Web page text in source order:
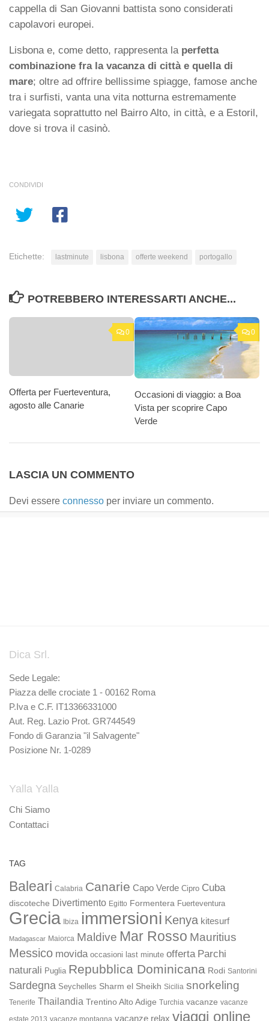
cappella di San Giovanni battista sono considerati
capolavori europei.
Lisbona e, come detto, rappresenta la perfetta
combinazione fra la vacanza di città e quella di
mare; oltre ad offrire bellissime spiagge, famose anche
tra i surfisti, vanta una vita notturna estremamente
variegata soprattutto nel Bairro Alto, in città, e a Estoril,
dove si trova il casinò.
CONDIVIDI
Etichette: lastminute lisbona offerte weekend portogallo
POTREBBERO INTERESSARTI ANCHE...
0
Offerta per Fuerteventura,
agosto alle Canarie
0
Occasioni di viaggio: a Boa
Vista per scoprire Capo
Verde
LASCIA UN COMMENTO
Devi essere connesso per inviare un commento.
Dica Srl.
Sede Legale:
Piazza delle crociate 1 - 00162 Roma
P.Iva e C.F. IT13366331000
Aut. Reg. Lazio Prot. GR744549
Fondo di Garanzia "il Salvagente"
Posizione Nr. 1-0289
Yalla Yalla
Chi Siamo
Contattaci
TAG
Baleari Calabria Canarie Capo Verde Cipro Cuba
discoteche Divertimento Egitto Formentera Fuerteventura
Grecia Ibiza immersioni Kenya kitesurf
Madagascar Maiorca Maldive Mar Rosso Mauritius
Messico movida occasioni last minute offerta Parchi
naturali Puglia Repubblica Dominicana Rodi Santorini
Sardegna Seychelles Sharm el Sheikh Sicilia snorkeling
Tenerife Thailandia Trentino Alto Adige Turchia vacanze vacanze
estate 2013 vacanze montagna vacanze relax viaggi online